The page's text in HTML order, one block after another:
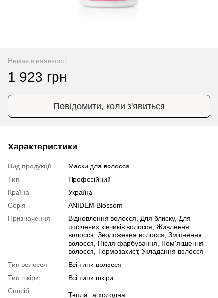
Немає в наявності
1 923 грн
Повідомити, коли з'явиться
Характеристики
Вид продукції
Маски для волосся
Тип
Професійний
Країна
Україна
Серія
ANIDEM Blossom
Призначення
Відновлення волосся, Для блиску, Для
посічених кінчиків волосся, Живлення
волосся, Зволоження волосся, Зміцнення
волосся, Після фарбування, Пом'якшення
волосся, Термозахист, Укладання волосся
Тип волосся
Всі типи волосся
Тип шкіри
Всі типи шкіри
Спосіб
Тепла та холодна